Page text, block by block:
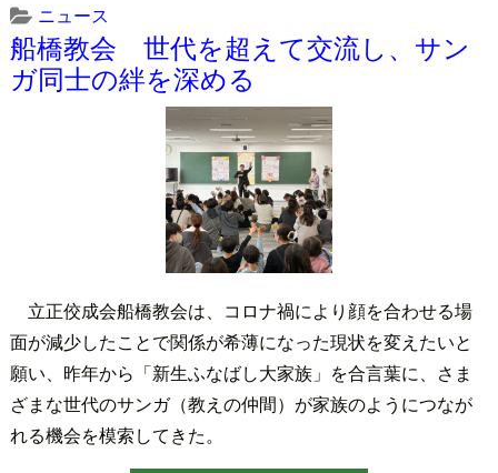
ニュース
船橋教会 世代を超えて交流し、サン
ガ同士の絆を深める
立正佼成会船橋教会は、コロナ禍により顔を合わせる場
面が減少したことで関係が希薄になった現状を変えたいと
願い、昨年から「新生ふなばし大家族」を合言葉に、さま
ざまな世代のサンガ（教えの仲間）が家族のようにつなが
れる機会を模索してきた。